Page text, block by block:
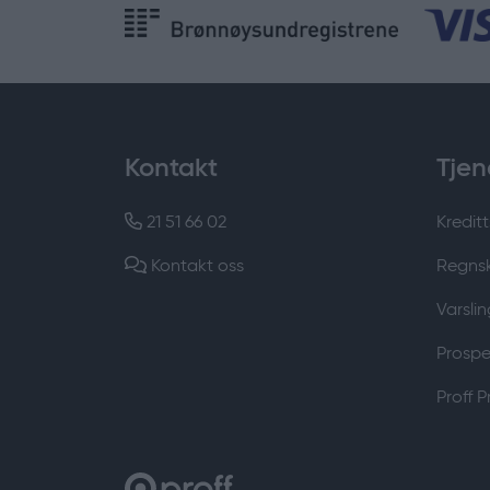
Kontakt
21 51 66 02
Kontakt oss
Proff